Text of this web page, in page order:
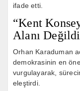
ifade etti.
“Kent
Alanı
Orhan Karaduman
demokrasinin en
vurgulayarak,
eleştirdi.